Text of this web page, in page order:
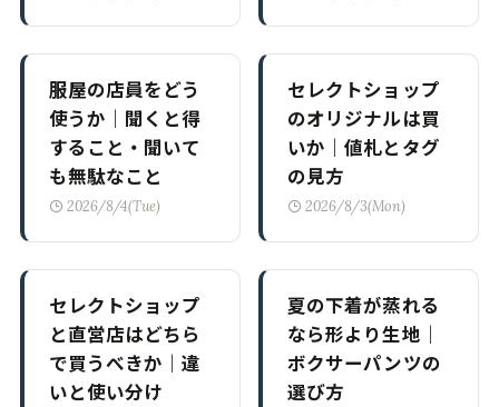
服屋の店員をどう
使うか｜聞くと得
すること・聞いて
も無駄なこと
2026/8/4(Tue)
セレクトショップ
のオリジナルは買
いか｜値札とタグ
の見方
2026/8/3(Mon)
セレクトショップ
と直営店はどちら
で買うべきか｜違
いと使い分け
夏の下着が蒸れる
なら形より生地｜
ボクサーパンツの
選び方